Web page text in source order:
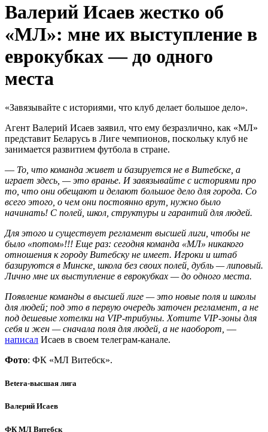
Валерий Исаев жестко об
«МЛ»: мне их выступление в
еврокубках — до одного
места
«Завязывайте с историями, что клуб делает большое дело».
Агент Валерий Исаев заявил, что ему безразлично, как «МЛ»
представит Беларусь в Лиге чемпионов, поскольку клуб не
занимается развитием футбола в стране.
— То, что команда живет и базируется не в Витебске, а
играет здесь, — это вранье. И завязывайте с историями про
то, что они обещают и делают большое дело для города. Со
всего этого, о чем они постоянно врут, нужно было
начинать! С полей, школ, структуры и гарантий для людей.
Для этого и существует регламент высшей лиги, чтобы не
было «потом»!!! Еще раз: сегодня команда «МЛ» никакого
отношения к городу Витебску не имеет. Игроки и штаб
базируются в Минске, школа без своих полей, дубль — липовый.
Лично мне их выступление в еврокубках — до одного места.
Появление команды в высшей лиге — это новые поля и школы
для людей; под это в первую очередь заточен регламент, а не
под дешевые хотелки на VIP-трибуны. Хотите VIP-зоны для
себя и жен — сначала поля для людей, а не наоборот, —
написал Исаев в своем телеграм-канале.
Фото: ФК «МЛ Витебск».
Betera-высшая лига
Валерий Исаев
ФК МЛ Витебск